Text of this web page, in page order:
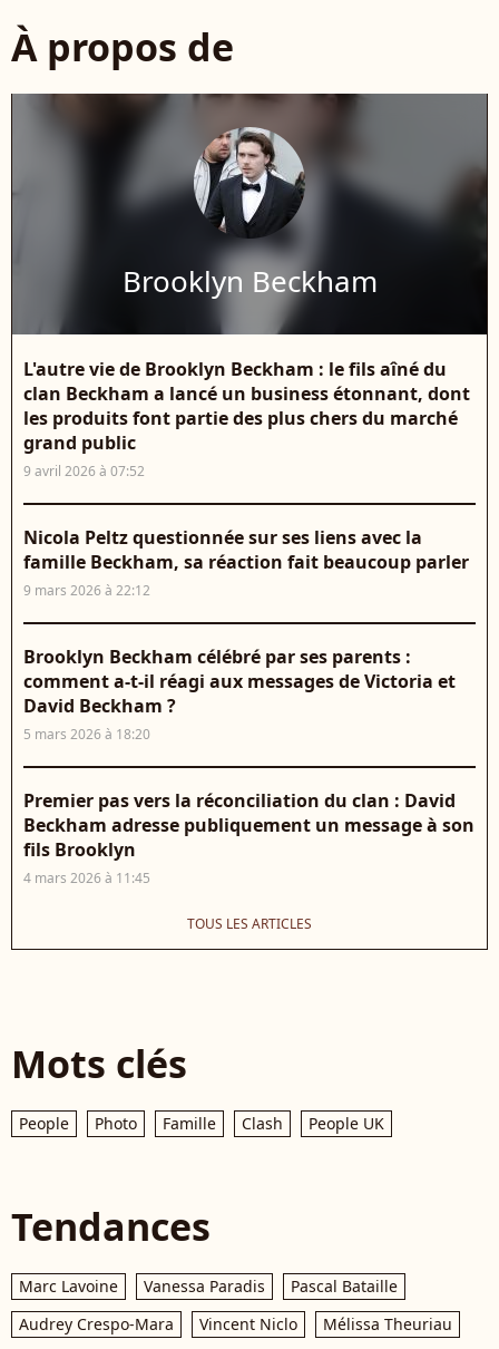
À propos de
Brooklyn Beckham
L'autre vie de Brooklyn Beckham : le fils aîné du
clan Beckham a lancé un business étonnant, dont
les produits font partie des plus chers du marché
grand public
9 avril 2026 à 07:52
Nicola Peltz questionnée sur ses liens avec la
famille Beckham, sa réaction fait beaucoup parler
9 mars 2026 à 22:12
Brooklyn Beckham célébré par ses parents :
comment a-t-il réagi aux messages de Victoria et
David Beckham ?
5 mars 2026 à 18:20
Premier pas vers la réconciliation du clan : David
Beckham adresse publiquement un message à son
fils Brooklyn
4 mars 2026 à 11:45
TOUS LES ARTICLES
Mots clés
People Photo Famille Clash People UK
Tendances
Marc Lavoine Vanessa Paradis
Pascal Bataille
Audrey Crespo-Mara
Vincent Niclo Mélissa Theuriau